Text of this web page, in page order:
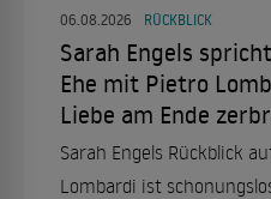
06.08.2026 RÜCKBLICK
Sarah Engels
Ehe mit Pietro
Liebe am Ende
Sarah Engels Rückblick
Lombardi ist